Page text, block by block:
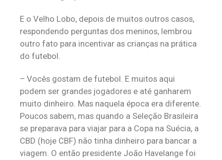
E o Velho Lobo, depois de muitos outros casos,
respondendo perguntas dos meninos, lembrou
outro fato para incentivar as crianças na prática
do futebol.
– Vocês gostam de futebol. E muitos aqui
podem ser grandes jogadores e até ganharem
muito dinheiro. Mas naquela época era diferente.
Poucos sabem, mas quando a Seleção Brasileira
se preparava para viajar para a Copa na Suécia, a
CBD (hoje CBF) não tinha dinheiro para bancar a
viagem. O então presidente João Havelange foi